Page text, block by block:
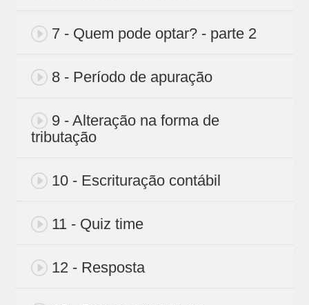
7 - Quem pode optar? - parte 2
8 - Período de apuração
9 - Alteração na forma de
tributação
10 - Escrituração contábil
11 - Quiz time
12 - Resposta